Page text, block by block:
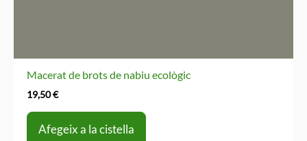
Macerat de brots de nabiu ecològic
19,50€
Afegeix a la cistella